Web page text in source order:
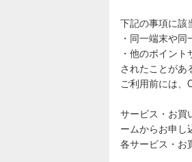
下記の事項に該
・同一端末や
・他のポイン
されたことがあ
ご利用前には、
サービス・お買
ームからお申し
各サービス・お